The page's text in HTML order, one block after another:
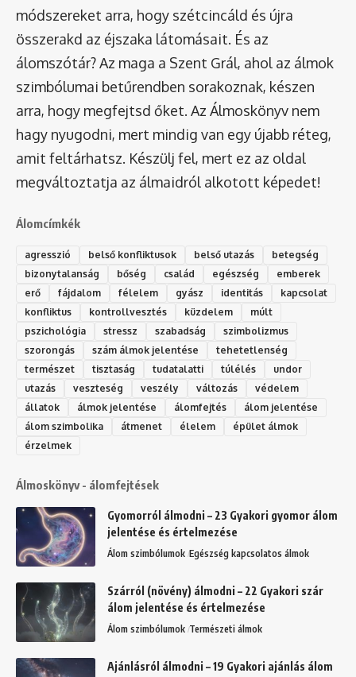
módszereket arra, hogy szétcincáld és újra
összerakd az éjszaka látomásait. És az
álomszótár? Az maga a Szent Grál, ahol az álmok
szimbólumai betűrendben sorakoznak, készen
arra, hogy megfejtsd őket. Az Álmoskönyv nem
hagy nyugodni, mert mindig van egy újabb réteg,
amit feltárhatsz. Készülj fel, mert ez az oldal
megváltoztatja az álmaidról alkotott képedet!
Álomcímkék
agresszió belső konfliktusok belső utazás
betegség
bizonytalanság
bőség család egészség
emberek
erő
fájdalom félelem gyász identitás
kapcsolat
konfliktus
kontrollvesztés küzdelem
múlt
pszichológia
stressz szabadság
szimbolizmus
szorongás
szám álmok jelentése
tehetetlenség
természet
tisztaság tudatalatti túlélés
undor
utazás
veszteség veszély változás
védelem
állatok
álmok jelentése álomfejtés
álom jelentése
álom szimbolika
átmenet élelem
épület álmok
érzelmek
Álmoskönyv - álomfejtések
Gyomorról álmodni – 23 Gyakori gyomor álom
jelentése és értelmezése
Álom szimbólumok Egészség kapcsolatos álmok
Szárról (növény) álmodni – 22 Gyakori szár
álom jelentése és értelmezése
Álom szimbólumok Természeti álmok
Ajánlásról álmodni – 19 Gyakori ajánlás álom